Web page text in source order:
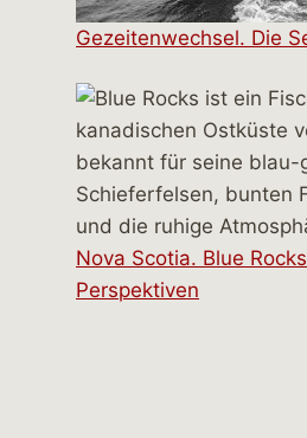
Gezeitenwechsel. Die
Nova Scotia. Blue
Perspektiven